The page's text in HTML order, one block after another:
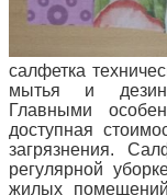
салфетка
мытья и
Главными
доступная
загрязнения.
регулярной
жилых